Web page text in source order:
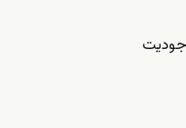
اعلام موجودیت